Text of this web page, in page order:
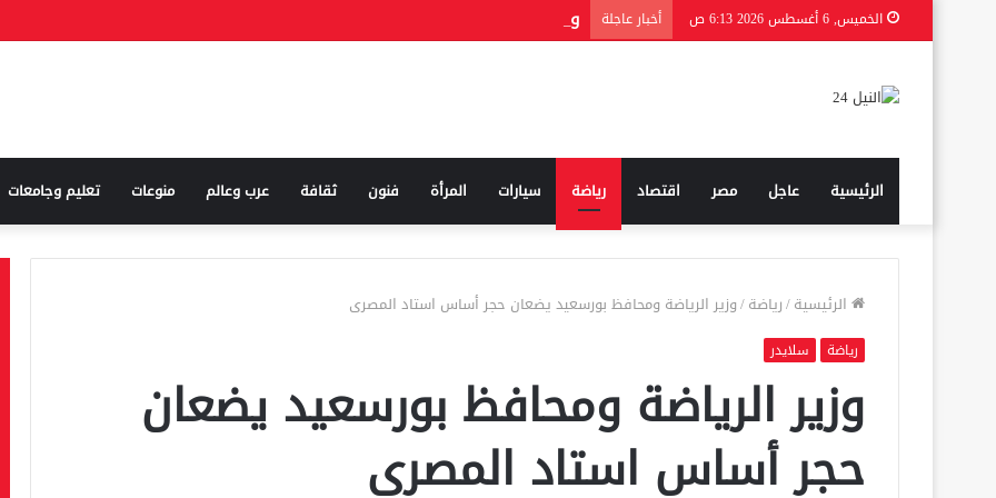
الخميس, 6 أغسطس 2026 6:13 ص أخبار عاجلة
الرئيسية عاجل مصر اقتصاد رياضة سيارات المرأة فنون ثقافة عرب وعالم منوعات تعليم وجامعات
الرئيسية/رياضة/وزير الرياضة ومحافظ بورسعيد يضعان حجر أساس استاد المصرى
رياضة سلايدر
وزير الرياضة ومحافظ بورسعيد يضعان
حجر أساس استاد المصرى